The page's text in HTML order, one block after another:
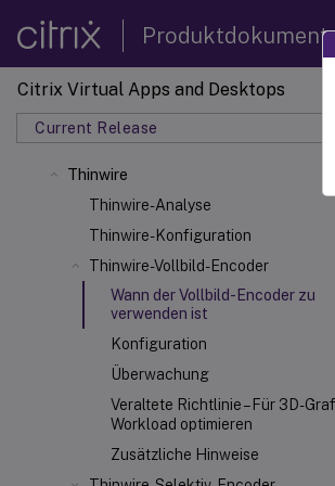
Citrix Virtual Apps and Desktops
Current Release
Thinwire
Thinwire-Analyse
Thinwire-Konfiguration
Thinwire-Vollbild-Encoder
Wann der Vollbild-Encoder zu
verwenden ist
Konfiguration
Überwachung
Veraltete Richtlinie – Für 3D-
Workload optimieren
Zusätzliche Hinweise